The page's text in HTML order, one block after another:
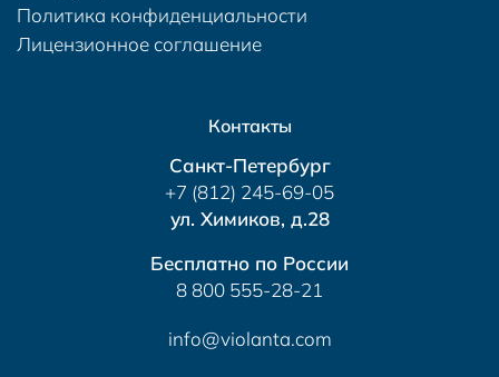
Политика конфиденциальности
Лицензионное соглашение
Контакты
Санкт-Петербург
+7 (812) 245-69-05
ул. Химиков, д.28
Бесплатно по России
8 800 555-28-21
info@violanta.com